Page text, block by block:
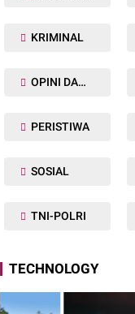
KRIMINAL
OPINI DAN ARTIKEL
PERISTIWA
SOSIAL
TNI-POLRI
TECHNOLOGY